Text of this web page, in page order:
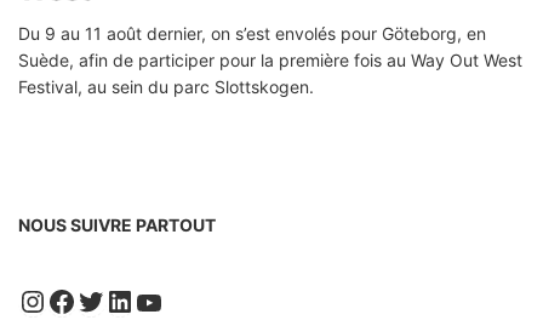
Du 9 au 11 août dernier, on s’est envolés pour Göteborg, en
Suède, afin de participer pour la première fois au Way Out West
Festival, au sein du parc Slottskogen.
NOUS SUIVRE PARTOUT
Instagram
Facebook
Twitter
LinkedIn
YouTube